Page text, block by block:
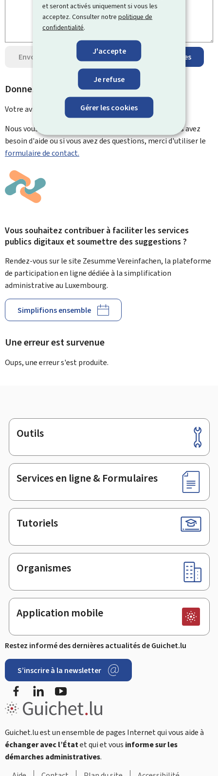
et seront activés uniquement si vous les
acceptez. Consulter notrepolitique de
confidentialité.
J'accepte
Je refuse
Gérer les cookies
Envoyer votre avis Protection des données
Donnez un avis sur cette page
Votre avis a été envoyé avecsuccès !
Nous vous remercions pour votre contribution. Si vous avez
besoin d'aide ou si vous avez des questions, merci d'utiliser le
formulaire de contact.
Vous souhaitez contribuer à faciliter les services
publics digitaux et soumettre des suggestions ?
Rendez-vous sur le site Zesumme Vereinfachen, la plateforme
de participation en ligne dédiée à la simplification
administrative au Luxembourg.
Simplifions ensemble
Une erreur est survenue
Oups, une erreur s'est produite.
Pied
de
page
Outils
Services en ligne & Formulaires
Tutoriels
Organismes
Application mobile
Restez informé des dernières actualités de Guichet.lu
S’inscrire à la newsletter
FacebookLinkedIn
Guichet.lu est un ensemble de pages Internet qui vous aide à
échanger avec l’Étatet qui et vous informe sur les
démarches administratives.